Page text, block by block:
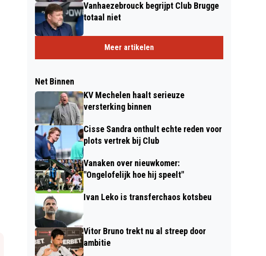
Vanhaezebrouck begrijpt Club Brugge
totaal niet
Meer artikelen
Net Binnen
KV Mechelen haalt serieuze
versterking binnen
Cisse Sandra onthult echte reden voor
plots vertrek bij Club
Vanaken over nieuwkomer:
"Ongelofelijk hoe hij speelt"
Ivan Leko is transferchaos kotsbeu
Vitor Bruno trekt nu al streep door
ambitie